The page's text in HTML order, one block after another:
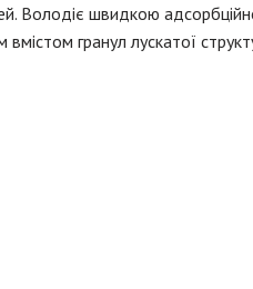
Володіє швидкою
гранул лускатої